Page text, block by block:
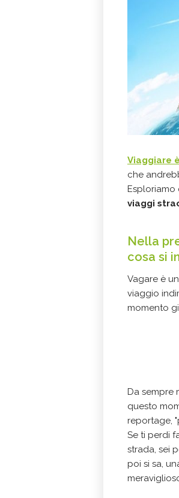
Viaggiare
che
Esploriamo
viaggi
Nella
cosa si
Vagare è
viaggio
momento
Da sempre
questo
reportage,
Se ti perdi
strada, sei
poi si sa,